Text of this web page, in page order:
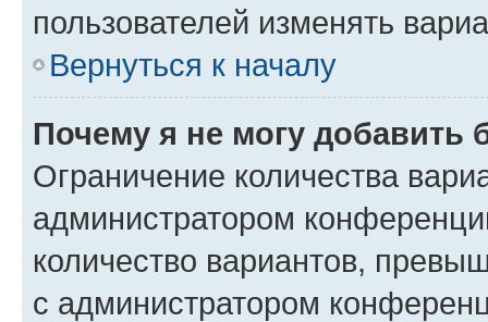
пользователей изменять
Вернуться к началу
Почему я не могу добавить
Ограничение количества
администратором
количество вариантов,
с администратором